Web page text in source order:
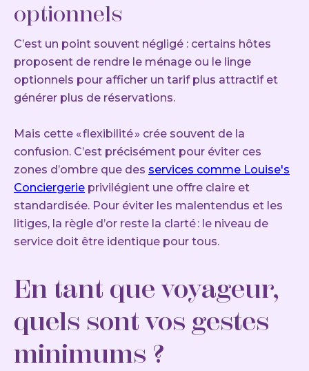
optionnels
C’est un point souvent négligé : certains hôtes
proposent de rendre le ménage ou le linge
optionnels pour afficher un tarif plus attractif et
générer plus de réservations.
Mais cette « flexibilité » crée souvent de la
confusion. C’est précisément pour éviter ces
zones d’ombre que des services comme Louise's
Conciergerie privilégient une offre claire et
standardisée. Pour éviter les malentendus et les
litiges, la règle d’or reste la clarté : le niveau de
service doit être identique pour tous.
En tant que voyageur,
quels sont vos gestes
minimums ?